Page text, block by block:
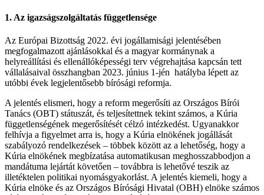
1. Az igazságszolgáltatás függetlensége
Az Európai Bizottság 2022. évi jogállamisági jelentésében
megfogalmazott ajánlásokkal és a magyar kormánynak a
helyreállítási és ellenállóképességi terv végrehajtása kapcsán tett
vállalásaival összhangban 2023. június 1-jén hatályba lépett az
utóbbi évek legjelentősebb bírósági reformja.
A jelentés elismeri, hogy a reform megerősíti az Országos Bírói
Tanács (OBT) státuszát, és teljesítettnek tekint számos, a Kúria
függetlenségének megerősítését célzó intézkedést. Ugyanakkor
felhívja a figyelmet arra is, hogy a Kúria elnökének jogállását
szabályozó rendelkezések – többek között az a lehetőség, hogy a
Kúria elnökének megbízatása automatikusan meghosszabbodjon a
mandátuma lejártát követően – továbbra is lehetővé teszik az
illetéktelen politikai nyomásgyakorlást. A jelentés kiemeli, hogy a
Kúria elnöke és az Országos Bírósági Hivatal (OBH) elnöke számos